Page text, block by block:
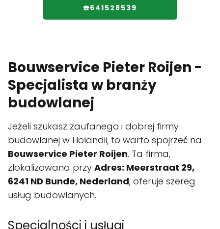
☎️641528539
Bouwservice Pieter Roijen -
Specjalista w branży
budowlanej
Jeżeli szukasz zaufanego i dobrej firmy
budowlanej w Holandii, to warto spojrzeć na
Bouwservice Pieter Roijen. Ta firma,
zlokalizowana przy Adres: Meerstraat 29,
6241 ND Bunde, Nederland, oferuje szereg
usług budowlanych.
Specjalności i usługi